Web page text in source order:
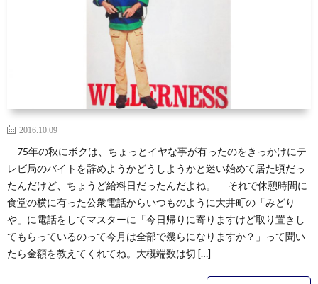
2016.10.09
75年の秋にボクは、ちょっとイヤな事が有ったのをきっかけにテ
レビ局のバイトを辞めようかどうしようかと迷い始めて居た頃だっ
たんだけど、ちょうど給料日だったんだよね。 それで休憩時間に
食堂の横に有った公衆電話からいつものように大井町の「みどり
や」に電話をしてマスターに「今日帰りに寄りますけど取り置きし
てもらっているのって今月は全部で幾らになりますか？」って聞い
たら金額を教えてくれてね。大概端数は切 […]